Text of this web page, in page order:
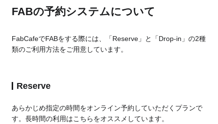
FABの予約システムについて
FabCafeでFABをする際には、「Reserve」と「Drop-in」の2種
類のご利用方法をご用意しています。
Reserve
あらかじめ指定の時間をオンライン予約していただくプランで
す。長時間の利用はこちらをオススメしています。